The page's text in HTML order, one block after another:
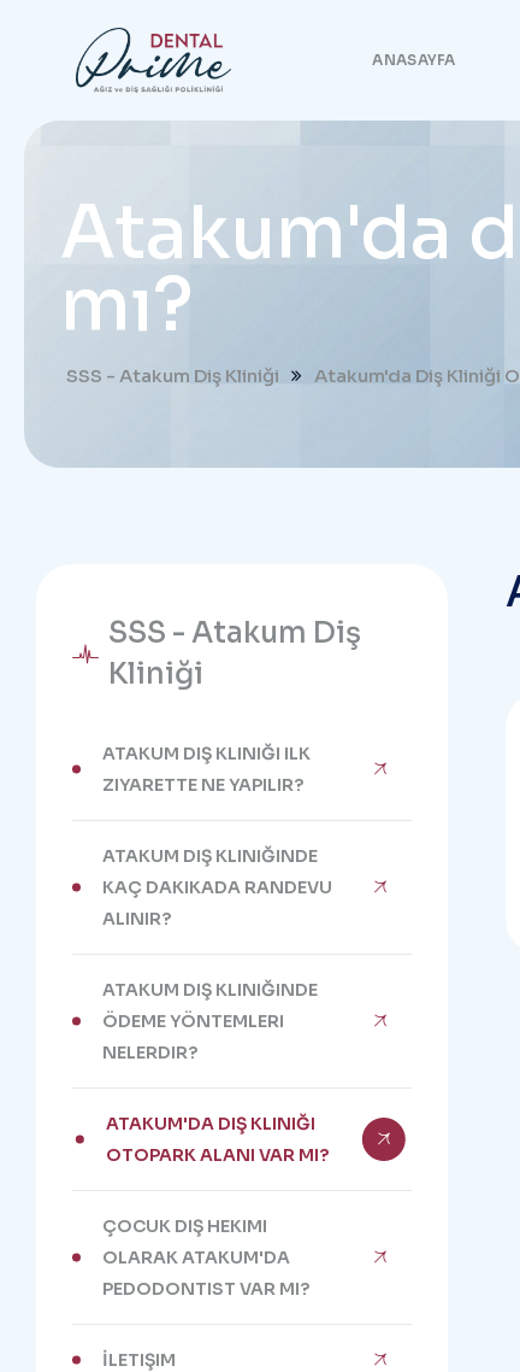
ANASAYFA
Atakum'da
mı?
SSS - Atakum Diş Kliniği Atakum'da Diş Kliniği
SSS - Atakum Diş
Kliniği
ATAKUM DIŞ KLINIĞI ILK
ZIYARETTE NE YAPILIR?
ATAKUM DIŞ KLINIĞINDE
KAÇ DAKIKADA RANDEVU
ALINIR?
ATAKUM DIŞ KLINIĞINDE
ÖDEME YÖNTEMLERI
NELERDIR?
ATAKUM'DA DIŞ KLINIĞI
OTOPARK ALANI VAR MI?
ÇOCUK DIŞ HEKIMI
OLARAK ATAKUM'DA
PEDODONTIST VAR MI?
İLETIŞIM